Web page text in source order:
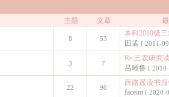
主题 文章
8 53
本科2010级
田孟 [ 2011-
3 7
Re:三农研究
吕晰鲁 [
22 96
薛路遥读书
faceim [ 2020-